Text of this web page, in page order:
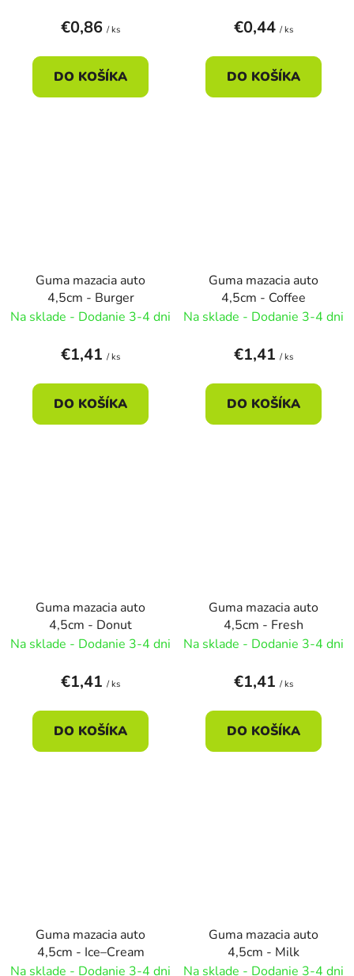
€0,86 / ks
DO KOŠÍKA
€0,44 / ks
DO KOŠÍKA
Guma mazacia auto
4,5cm - Burger
Na sklade - Dodanie 3-4 dni
€1,41 / ks
DO KOŠÍKA
Guma mazacia auto
4,5cm - Coffee
Na sklade - Dodanie 3-4 dni
€1,41 / ks
DO KOŠÍKA
Guma mazacia auto
4,5cm - Donut
Na sklade - Dodanie 3-4 dni
€1,41 / ks
DO KOŠÍKA
Guma mazacia auto
4,5cm - Fresh
Na sklade - Dodanie 3-4 dni
€1,41 / ks
DO KOŠÍKA
Guma mazacia auto
4,5cm - Ice–Cream
Na sklade - Dodanie 3-4 dni
Guma mazacia auto
4,5cm - Milk
Na sklade - Dodanie 3-4 dni